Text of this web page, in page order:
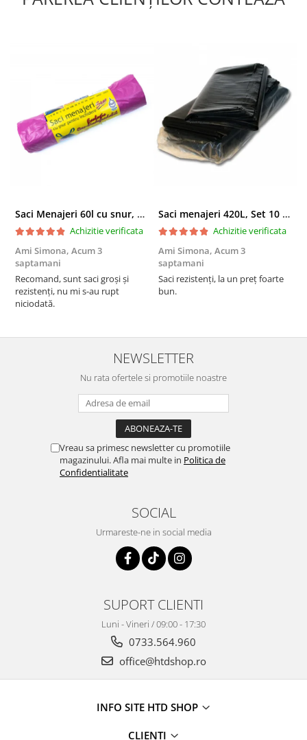
Saci Menajeri 60l cu snur, Roz, 10buc/rola
Achizitie verificata
Ami Simona, Acum 3
saptamani
Recomand, sunt saci groși și
rezistenți, nu mi s-au rupt
niciodată.
Saci menajeri 420L, Set 10 bucati
Achizitie verificata
Ami Simona, Acum 3
saptamani
Saci rezistenți, la un preț foarte
bun.
NEWSLETTER
Nu rata ofertele si promotiile noastre
Vreau sa primesc newsletter cu promotiile
magazinului. Afla mai multe in Politica de
Confidentialitate
SOCIAL
Urmareste-ne in social media
SUPORT CLIENTI
Luni - Vineri / 09:00 - 17:30
0733.564.960
office@htdshop.ro
INFO SITE HTD SHOP
CLIENTI